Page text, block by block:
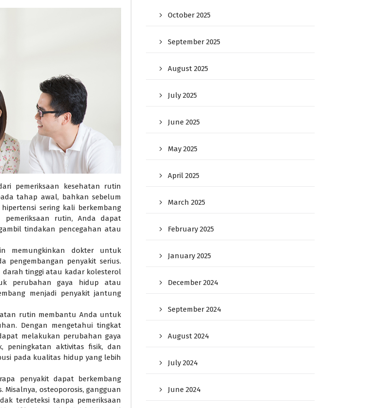
pemeriksaan kesehatan rutin
tahap awal, bahkan sebelum
sering kali berkembang
rutin, Anda dapat
tindakan pencegahan atau
memungkinkan dokter untuk
pengembangan penyakit serius.
darah tinggi atau kadar kolesterol
perubahan gaya hidup atau
menjadi penyakit jantung
rutin membantu Anda untuk
Dengan mengetahui tingkat
melakukan perubahan gaya
peningkatan aktivitas fisik, dan
pada kualitas hidup yang lebih
penyakit dapat berkembang
osteoporosis, gangguan
terdeteksi tanpa pemeriksaan
October 2025
September 2025
August 2025
July 2025
June 2025
May 2025
April 2025
March 2025
February 2025
January 2025
December 2024
September 2024
August 2024
July 2024
June 2024